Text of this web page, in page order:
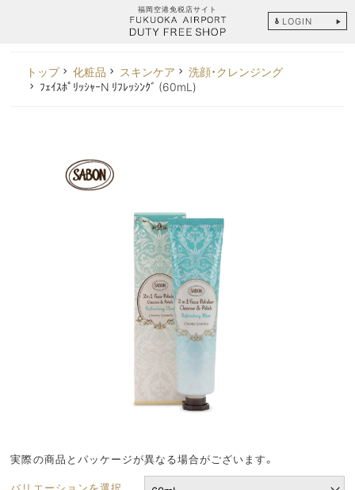
福岡空港免税店サイト
LOGIN
トップ 化粧品 スキンケア
洗顔・クレンジング
ﾌｪｲｽﾎﾟﾘｯｼｬｰN ﾘﾌﾚｯｼﾝｸﾞ (60mL)
実際の商品とパッケージが異なる場合がございます。